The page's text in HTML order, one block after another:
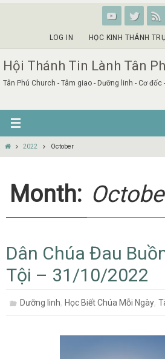
LOG IN HỌC KINH THÁNH
Hội Thánh Tin Lành Tân
Tân Phú Church - Tâm giao - Dưỡng linh - Cơ đốc
Home2022 October
Month:
Dân Chúa Đau
Tội – 31/10/2022
Dưỡng linh,Học Biết Chúa Mỗi Ngày,